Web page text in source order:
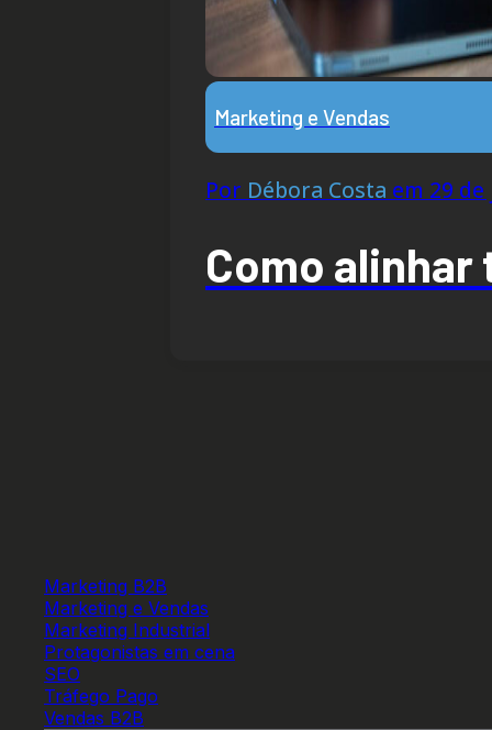
Marketing e Vendas
Por Débora Costa em 29
Como
Marketing B2B
Marketing e Vendas
Marketing Industrial
Protagonistas em cena
SEO
Tráfego Pago
Vendas B2B